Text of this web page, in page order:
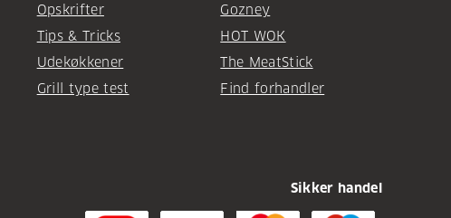
Opskrifter
Tips & Tricks
Udekøkkener
Grill type test
Gozney
HOT WOK
The MeatStick
Find forhandler
Sikker handel